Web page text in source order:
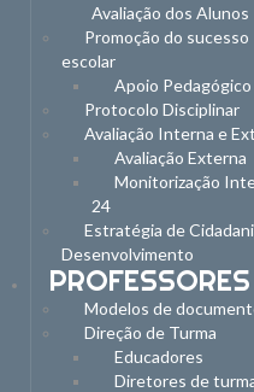
Avaliação dos Alunos
Promoção do sucesso
escolar
Apoio
Protocolo Disciplinar
Avaliação Interna e
Avaliação Externa
Monitorização
24
Estratégia de
Desenvolvimento
PROFESSORES
Modelos de
Direção de Turma
Educadores
Diretores de turma